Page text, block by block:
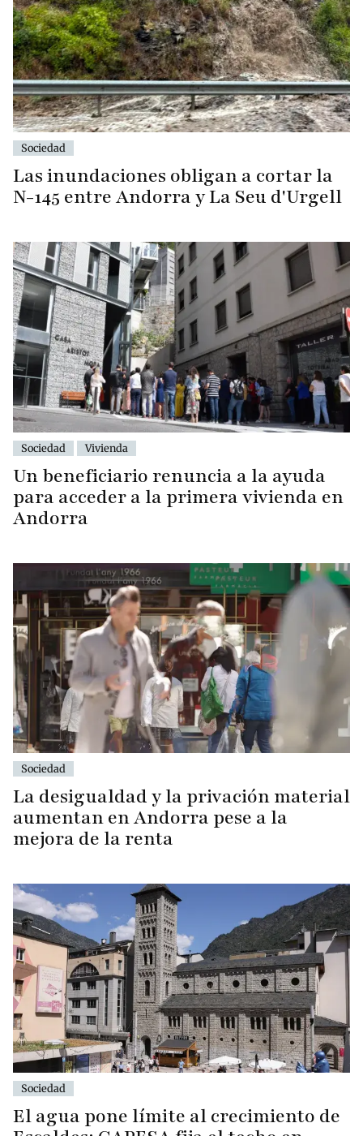
Sociedad
Las inundaciones obligan a cortar la
N-145 entre Andorra y La Seu d'Urgell
Sociedad Vivienda
Un beneficiario renuncia a la ayuda
para acceder a la primera vivienda en
Andorra
Sociedad
La desigualdad y la privación material
aumentan en Andorra pese a la
mejora de la renta
Sociedad
El agua pone límite al crecimiento de